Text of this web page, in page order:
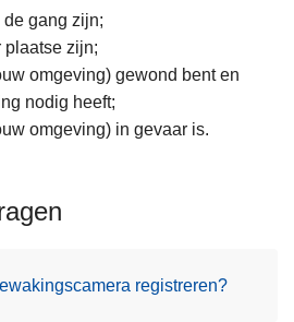
gang zijn;
plaatse zijn;
omgeving) gewond bent en
nodig heeft;
omgeving) in gevaar is.
registreren?